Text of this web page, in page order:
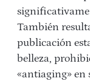
También
publicación
belleza,
«antiaging» en